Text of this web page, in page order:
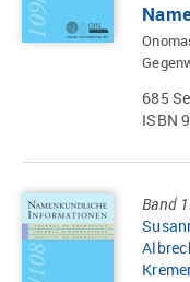
685
ISBN
Band